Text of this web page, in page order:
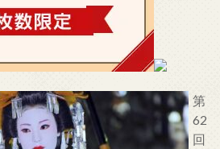
第
62
回